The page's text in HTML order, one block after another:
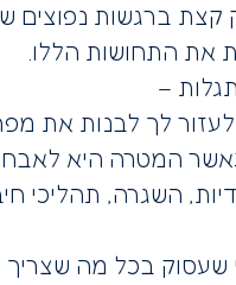
קצת ברגשות נפוצים
את התחושות הללו.
–
לך לבנות את
המטרה היא
השגרה, תהליכי
שעסוק בכל מה שצריך